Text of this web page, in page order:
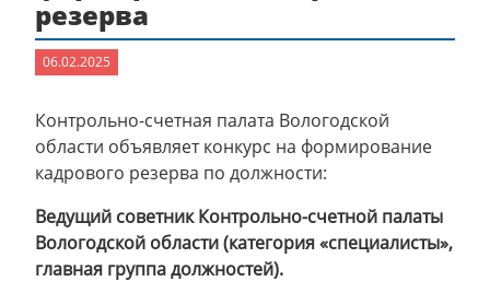
резерва
06.02.2025
Контрольно-счетная палата Вологодской
области объявляет конкурс на формирование
кадрового резерва по должности:
Ведущий советник Контрольно-счетной палаты
Вологодской области (категория «специалисты»,
главная группа должностей).